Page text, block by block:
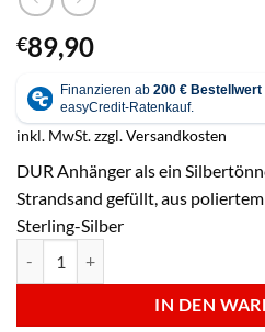
€89,90
inkl. MwSt.zzgl.Versandkosten
DUR Anhänger als ein
Strandsand gefüllt, aus
Sterling-Silber
IN DEN